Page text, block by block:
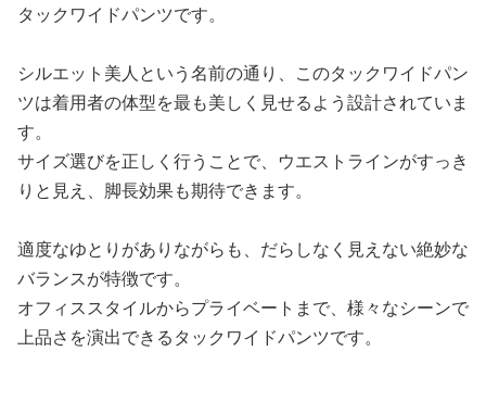
タックワイドパンツです。
シルエット美人という名前の通り、このタックワイドパン
ツは着用者の体型を最も美しく見せるよう設計されていま
す。
サイズ選びを正しく行うことで、ウエストラインがすっき
りと見え、脚長効果も期待できます。
適度なゆとりがありながらも、だらしなく見えない絶妙な
バランスが特徴です。
オフィススタイルからプライベートまで、様々なシーンで
上品さを演出できるタックワイドパンツです。